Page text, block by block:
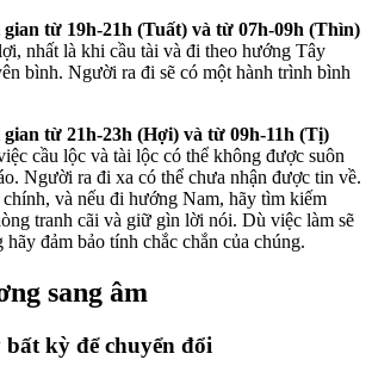
từ 19h-21h (Tuất) và từ 07h-09h (Thìn)
nhất là khi cầu tài và đi theo hướng Tây
bình. Người ra đi sẽ có một hành trình bình
từ 21h-23h (Hợi) và từ 09h-11h (Tị)
cầu lộc và tài lộc có thể không được suôn
Người ra đi xa có thể chưa nhận được tin về.
và nếu đi hướng Nam, hãy tìm kiếm
tranh cãi và giữ gìn lời nói. Dù việc làm sẽ
đảm bảo tính chắc chắn của chúng.
sang âm
kỳ để chuyển đổi